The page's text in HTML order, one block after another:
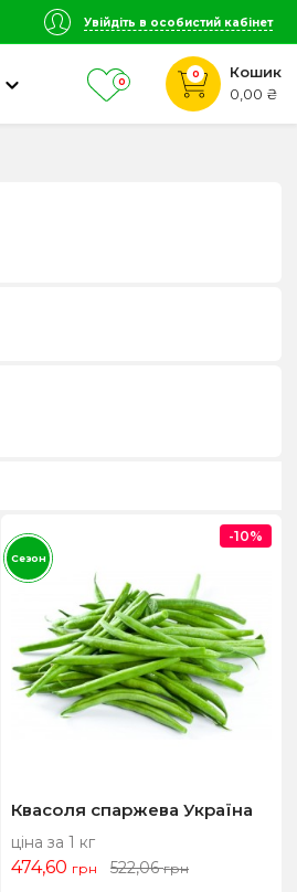
Увійдіть в особистий кабінет
0
0
Кошик
0,00 ₴
Квасоля спаржева Україна
ціна за 1 кг
474,60 грн 522,06грн
-10%
Сезон